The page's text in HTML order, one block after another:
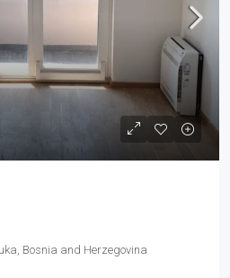
Bosnia and Herzegovina